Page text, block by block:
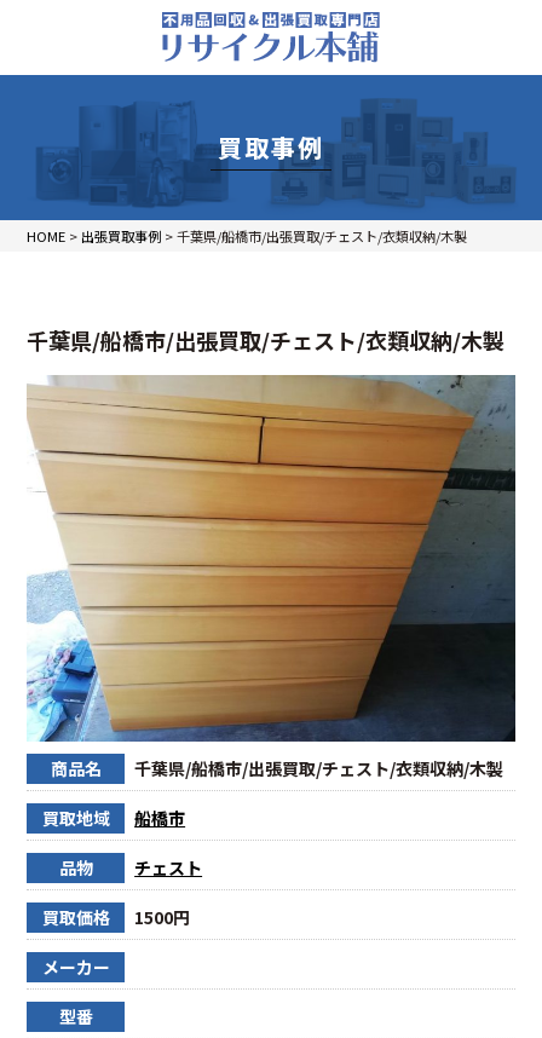
買取事例
HOME > 出張買取事例 >千葉県/船橋市/出張買取/チェスト/衣類収納/木製
千葉県/船橋市/出張買取/チェスト/衣類収納/木製
商品名 千葉県/船橋市/出張買取/チェスト/衣類収納/木製
買取地域 船橋市
品物 チェスト
買取価格 1500円
メーカー
型番